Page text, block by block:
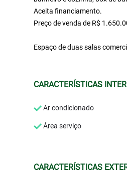
Aceita financiamento.
Preço de venda de R$
Espaço de duas salas
CARACTERÍSTICAS
Ar condicionado
Área serviço
CARACTERÍSTICAS